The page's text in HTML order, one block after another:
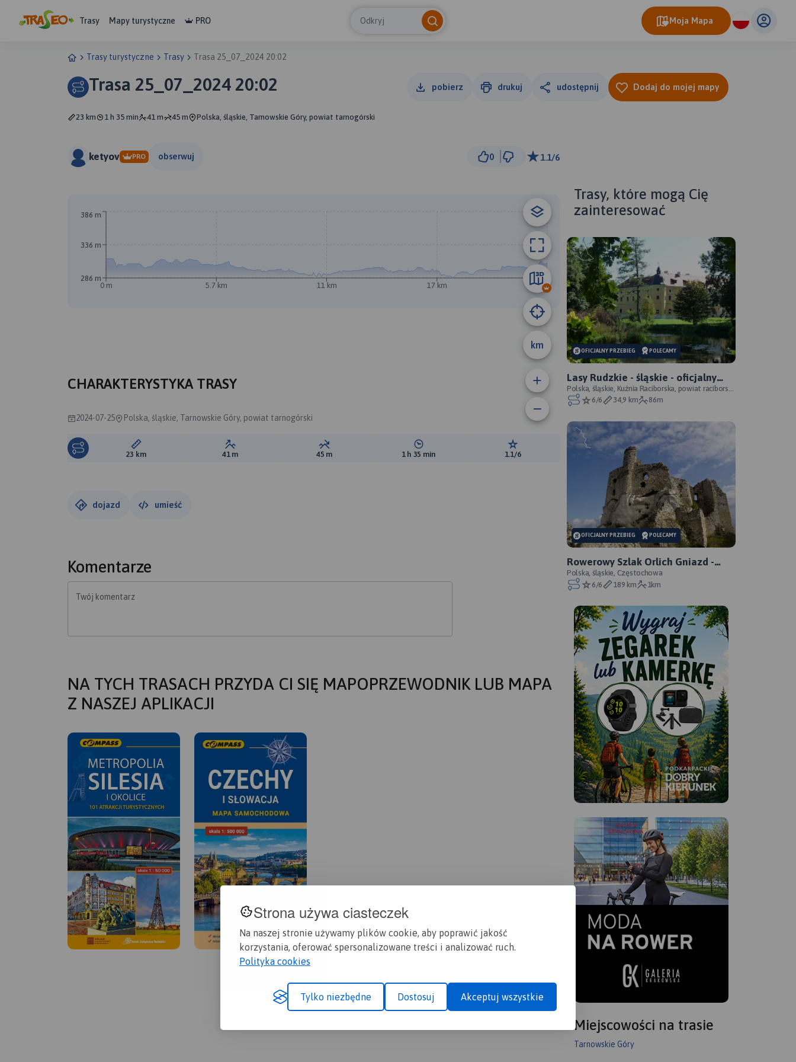
Strona używa ciasteczek
Na naszej stronie używamy plików cookie, aby poprawić jakość
korzystania, oferować spersonalizowane treści i analizować ruch.
Polityka cookies
Tylko niezbędne Dostosuj Akceptuj wszystkie
Trasy Mapy turystyczne PRO Odkryj Moja Mapa
Trasy turystyczne Trasy Trasa 25_07_2024 20:02
Trasa 25_07_2024 20:02 pobierz drukuj udostępnij Dodaj do mojej mapy
23 km 1 h 35 min 41 m 45 m Polska, śląskie, Tarnowskie Góry, powiat tarnogórski
ketyov PRO obserwuj 0 1.1/6
km
0 m 5.7 km 11 km 17 km 23 km
286 m
336 m
386 m
CHARAKTERYSTYKA TRASY
2024-07-25 Polska, śląskie, Tarnowskie Góry, powiat tarnogórski
Długość trasy:
23 km Suma przewyższeń:
41 m Suma spadków:
45 m Średni czas potrzebny na pokonanie trasy:
1 h 35 min Ocena trasy:
1.1/6
dojazd umieść
Komentarze
Twój komentarz
NA TYCH TRASACH PRZYDA CI SIĘ MAPOPRZEWODNIK LUB MAPA
Z NASZEJ APLIKACJI
Trasy, które mogą Cię
zainteresować
OFICJALNY PRZEBIEG POLECAMY
Lasy Rudzkie - śląskie - oficjalny
przebieg
Polska, śląskie, Kuźnia Raciborska, powiat raciborski,
Park Krajobrazowy Cysterskie Kompozycje Krajo
6/6 34,9 km 86m
OFICJALNY PRZEBIEG POLECAMY
Rowerowy Szlak Orlich Gniazd -
oficjalny przebieg
Polska, śląskie, Częstochowa
6/6
189 km 1km
Miejscowości na trasie
Tarnowskie Góry